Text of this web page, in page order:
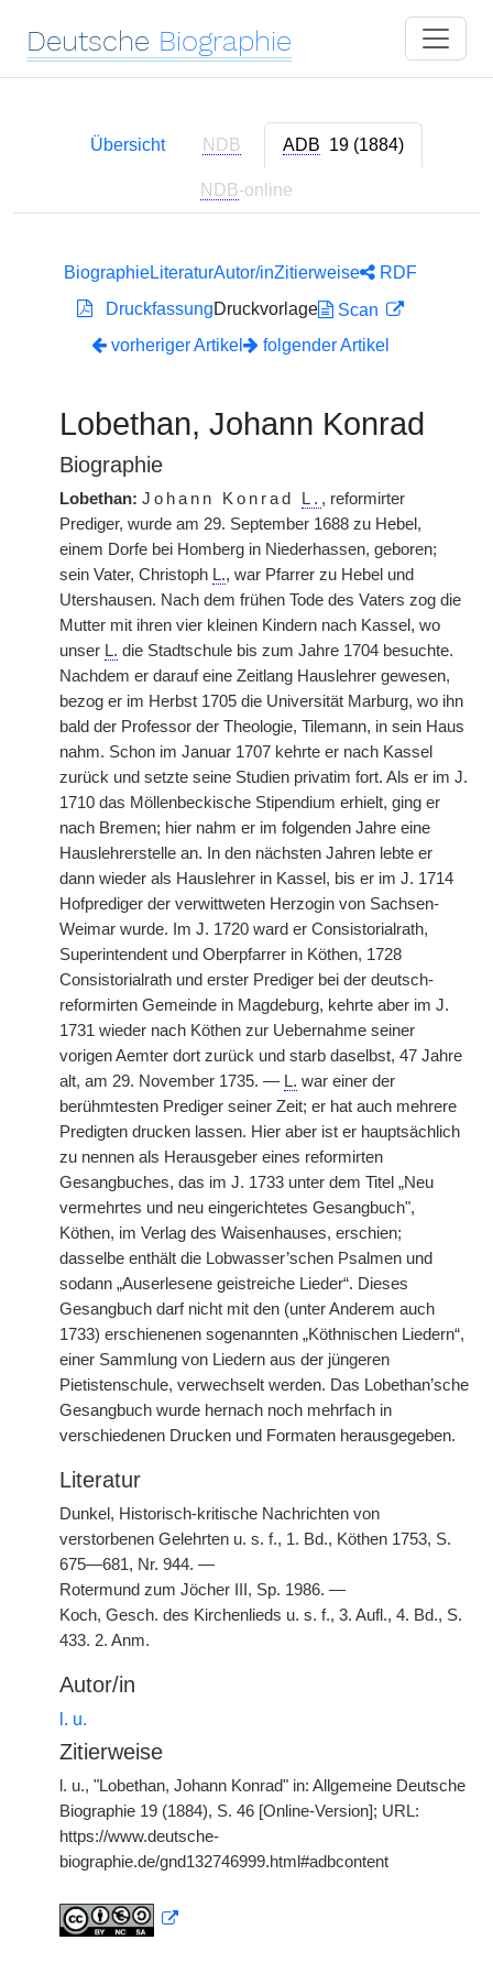
Deutsche Biographie
Übersicht NDB ADB 19 (1884)
NDB-online
BiographieLiteraturAutor/inZitierweise
RDF
DruckfassungDruckvorlage
Scan
vorheriger Artikel
folgender Artikel
Lobethan, Johann Konrad
Biographie
Lobethan: Johann Konrad L. , reformirter
Prediger, wurde am 29. September 1688 zu Hebel,
einem Dorfe bei Homberg in Niederhassen, geboren;
sein Vater, Christoph L., war Pfarrer zu Hebel und
Utershausen. Nach dem frühen Tode des Vaters zog die
Mutter mit ihren vier kleinen Kindern nach Kassel, wo
unser L. die Stadtschule bis zum Jahre 1704 besuchte.
Nachdem er darauf eine Zeitlang Hauslehrer gewesen,
bezog er im Herbst 1705 die Universität Marburg, wo ihn
bald der Professor der Theologie, Tilemann, in sein Haus
nahm. Schon im Januar 1707 kehrte er nach Kassel
zurück und setzte seine Studien privatim fort. Als er im J.
1710 das Möllenbeckische Stipendium erhielt, ging er
nach Bremen; hier nahm er im folgenden Jahre eine
Hauslehrerstelle an. In den nächsten Jahren lebte er
dann wieder als Hauslehrer in Kassel, bis er im J. 1714
Hofprediger der verwittweten Herzogin von Sachsen-
Weimar wurde. Im J. 1720 ward er Consistorialrath,
Superintendent und Oberpfarrer in Köthen, 1728
Consistorialrath und erster Prediger bei der deutsch-
reformirten Gemeinde in Magdeburg, kehrte aber im J.
1731 wieder nach Köthen zur Uebernahme seiner
vorigen Aemter dort zurück und starb daselbst, 47 Jahre
alt, am 29. November 1735. — L. war einer der
berühmtesten Prediger seiner Zeit; er hat auch mehrere
Predigten drucken lassen. Hier aber ist er hauptsächlich
zu nennen als Herausgeber eines reformirten
Gesangbuches, das im J. 1733 unter dem Titel „Neu
vermehrtes und neu eingerichtetes Gesangbuch",
Köthen, im Verlag des Waisenhauses, erschien;
dasselbe enthält die Lobwasser’schen Psalmen und
sodann „Auserlesene geistreiche Lieder“. Dieses
Gesangbuch darf nicht mit den (unter Anderem auch
1733) erschienenen sogenannten „Köthnischen Liedern“,
einer Sammlung von Liedern aus der jüngeren
Pietistenschule, verwechselt werden. Das Lobethan’sche
Gesangbuch wurde hernach noch mehrfach in
verschiedenen Drucken und Formaten herausgegeben.
Literatur
Dunkel, Historisch-kritische Nachrichten von
verstorbenen Gelehrten u. s. f., 1. Bd., Köthen 1753, S.
675—681, Nr. 944. —
Rotermund zum Jöcher III, Sp. 1986. —
Koch, Gesch. des Kirchenlieds u. s. f., 3. Aufl., 4. Bd., S.
433. 2. Anm.
Autor/in
l. u.
Zitierweise
l. u., "Lobethan, Johann Konrad" in: Allgemeine Deutsche
Biographie 19 (1884), S. 46 [Online-Version]; URL:
https://www.deutsche-
biographie.de/gnd132746999.html#adbcontent